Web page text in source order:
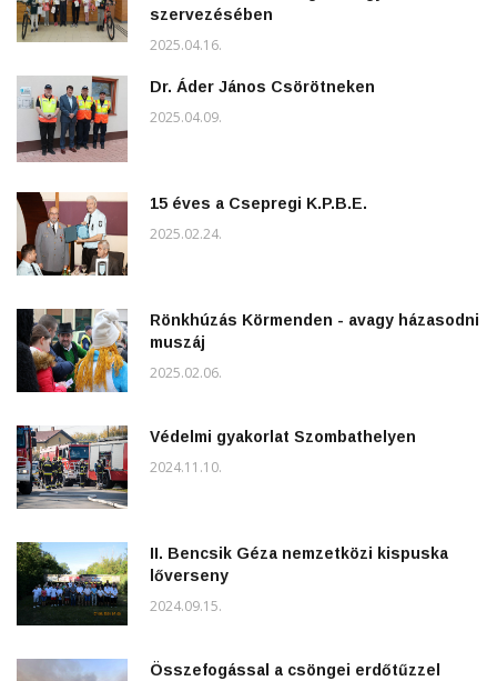
szervezésében
2025.04.16.
Dr. Áder János Csörötneken
2025.04.09.
15 éves a Csepregi K.P.B.E.
2025.02.24.
Rönkhúzás Körmenden - avagy házasodni
muszáj
2025.02.06.
Védelmi gyakorlat Szombathelyen
2024.11.10.
II. Bencsik Géza nemzetközi kispuska
lőverseny
2024.09.15.
Összefogással a csöngei erdőtűzzel